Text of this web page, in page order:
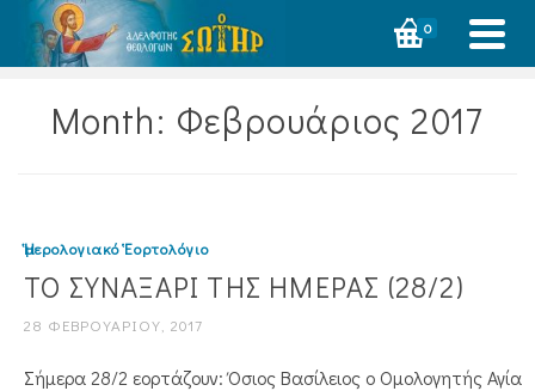
0
Month: Φεβρουάριος 2017
Ἡμερολογιακό Ἑορτολόγιο
ΤΟ ΣΥΝΑΞΑΡΙ ΤΗΣ ΗΜΕΡΑΣ (28/2)
28 ΦΕΒΡΟΥΑΡΊΟΥ, 2017
Σήμερα 28/2 εορτάζουν: Όσιος Βασίλειος ο Ομολογητής Αγία